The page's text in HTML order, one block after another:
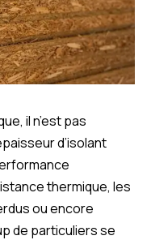
il n’est pas
d’isolant
thermique, les
ou encore
de particuliers se